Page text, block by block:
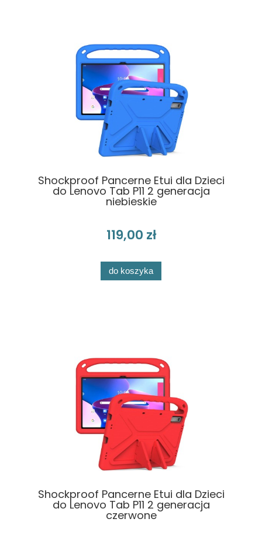
Shockproof Pancerne Etui dla Dzieci
do Lenovo Tab P11 2 generacja
niebieskie
119,00 zł
do koszyka
Shockproof Pancerne Etui dla Dzieci
do Lenovo Tab P11 2 generacja
czerwone